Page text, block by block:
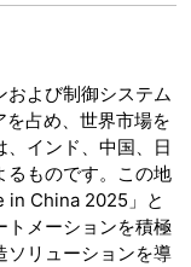
および制御システム
占め、世界市場を
インド、中国、日
るものです。この地
in China 2025」と
トメーションを積極
ソリューションを導